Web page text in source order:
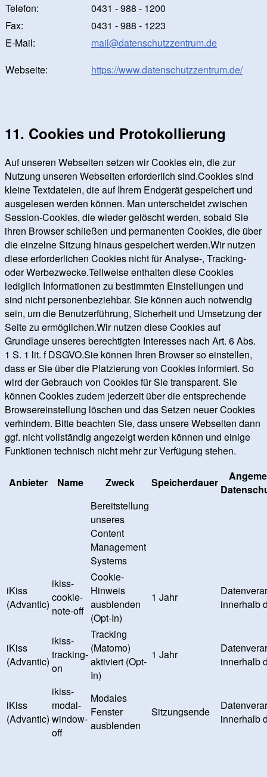
Telefon:
0431 - 988 - 1200
Fax:
0431 - 988 - 1223
E-Mail:
mail@datenschutzzentrum.de
Webseite:
https://www.datenschutzzentrum.de/
11. Cookies und Protokollierung
Auf unseren Webseiten setzen wir Cookies ein, die zur
Nutzung unseren Webseiten erforderlich sind.Cookies sind
kleine Textdateien, die auf Ihrem Endgerät gespeichert und
ausgelesen werden können. Man unterscheidet zwischen
Session-Cookies, die wieder gelöscht werden, sobald Sie
ihren Browser schließen und permanenten Cookies, die über
die einzelne Sitzung hinaus gespeichert werden.Wir nutzen
diese erforderlichen Cookies nicht für Analyse-, Tracking-
oder Werbezwecke.Teilweise enthalten diese Cookies
lediglich Informationen zu bestimmten Einstellungen und
sind nicht personenbeziehbar. Sie können auch notwendig
sein, um die Benutzerführung, Sicherheit und Umsetzung der
Seite zu ermöglichen.Wir nutzen diese Cookies auf
Grundlage unseres berechtigten Interesses nach Art. 6 Abs.
1 S. 1 lit. f DSGVO.Sie können Ihren Browser so einstellen,
dass er Sie über die Platzierung von Cookies informiert. So
wird der Gebrauch von Cookies für Sie transparent. Sie
können Cookies zudem jederzeit über die entsprechende
Browsereinstellung löschen und das Setzen neuer Cookies
verhindern. Bitte beachten Sie, dass unsere Webseiten dann
ggf. nicht vollständig angezeigt werden können und einige
Funktionen technisch nicht mehr zur Verfügung stehen.
Anbieter Name Zweck Speicherdauer
Bereitstellung
unseres
Content
Management
Systems
iKiss
(Advantic)
ikiss-
cookie-
note-off
Cookie-
Hinweis
ausblenden
(Opt-In)
1 Jahr
innerhalb
iKiss
(Advantic)
ikiss-
tracking-
on
Tracking
(Matomo)
aktiviert (Opt-
In)
1 Jahr
innerhalb
iKiss
(Advantic)
ikiss-
modal-
window-
off
Modales
Fenster
ausblenden
Sitzungsende
innerhalb